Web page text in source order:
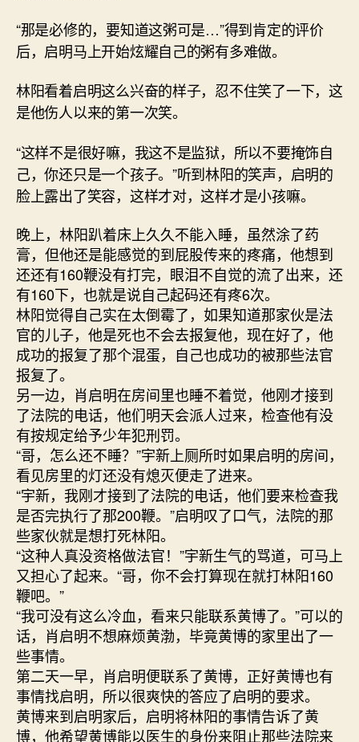
“那是必修的，要知道这粥可是…”得到肯定的评价
后，启明马上开始炫耀自己的粥有多难做。
林阳看着启明这么兴奋的样子，忍不住笑了一下，这
是他伤人以来的第一次笑。
“这样不是很好嘛，我这不是监狱，所以不要掩饰自
己，你还只是一个孩子。”听到林阳的笑声，启明的
脸上露出了笑容，这样才对，这样才是小孩嘛。
晚上，林阳趴着床上久久不能入睡，虽然涂了药
膏，但他还是能感觉的到屁股传来的疼痛，他想到
还还有160鞭没有打完，眼泪不自觉的流了出来，还
有160下，也就是说自己起码还有疼6次。
林阳觉得自己实在太倒霉了，如果知道那家伙是法
官的儿子，他是死也不会去报复他，现在好了，他
成功的报复了那个混蛋，自己也成功的被那些法官
报复了。
另一边，肖启明在房间里也睡不着觉，他刚才接到
了法院的电话，他们明天会派人过来，检查他有没
有按规定给予少年犯刑罚。
“哥，怎么还不睡？”宇新上厕所时如果启明的房间，
看见房里的灯还没有熄灭便走了进来。
“宇新，我刚才接到了法院的电话，他们要来检查我
是否完执行了那200鞭。”启明叹了口气，法院的那
些家伙就是想打死林阳。
“这种人真没资格做法官！”宇新生气的骂道，可马上
又担心了起来。“哥，你不会打算现在就打林阳160
鞭吧。”
“我可没有这么冷血，看来只能联系黄博了。”可以的
话，肖启明不想麻烦黄渤，毕竟黄博的家里出了一
些事情。
第二天一早，肖启明便联系了黄博，正好黄博也有
事情找启明，所以很爽快的答应了启明的要求。
黄博来到启明家后，启明将林阳的事情告诉了黄
博，他希望黄博能以医生的身份来阻止那些法院来